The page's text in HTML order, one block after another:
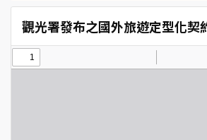
觀光署發布之國外旅遊定型化契